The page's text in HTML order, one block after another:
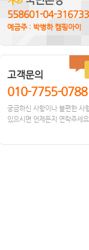
558601-04-316733
예금주 : 박병하 캠핑아이
고객문의
010-7755-0788
궁금하신 사항이나 불편한 사
있으시면 언제든지 연락주세요.